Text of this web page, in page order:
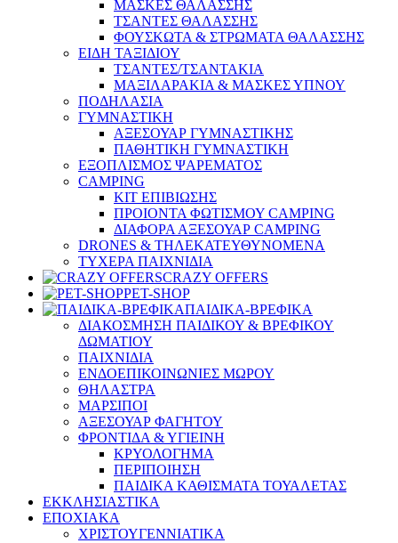
ΜΑΣΚΕΣ ΘΑΛΑΣΣΗΣ
ΤΣΑΝΤΕΣ ΘΑΛΑΣΣΗΣ
ΦΟΥΣΚΩΤΑ & ΣΤΡΩΜΑΤΑ ΘΑΛΑΣΣΗΣ
ΕΙΔΗ ΤΑΞΙΔΙΟΥ
ΤΣΑΝΤΕΣ/ΤΣΑΝΤΑΚΙΑ
ΜΑΞΙΛΑΡΑΚΙΑ & ΜΑΣΚΕΣ ΥΠΝΟΥ
ΠΟΔΗΛΑΣΙΑ
ΓΥΜΝΑΣΤΙΚΗ
ΑΞΕΣΟΥΑΡ ΓΥΜΝΑΣΤΙΚΗΣ
ΠΑΘΗΤΙΚΗ ΓΥΜΝΑΣΤΙΚΗ
ΕΞΟΠΛΙΣΜΟΣ ΨΑΡΕΜΑΤΟΣ
CAMPING
ΚΙΤ ΕΠΙΒΙΩΣΗΣ
ΠΡΟΙΟΝΤΑ ΦΩΤΙΣΜΟΥ CAMPING
ΔΙΑΦΟΡΑ ΑΞΕΣΟΥΑΡ CAMPING
DRONES & ΤΗΛΕΚΑΤΕΥΘΥΝΟΜΕΝΑ
ΤΥΧΕΡΑ ΠΑΙΧΝΙΔΙΑ
CRAZY OFFERS
PET-SHOP
ΠΑΙΔΙΚΑ-ΒΡΕΦΙΚΑ
ΔΙΑΚΟΣΜΗΣΗ ΠΑΙΔΙΚΟΥ & ΒΡΕΦΙΚΟΥ
ΔΩΜΑΤΙΟΥ
ΠΑΙΧΝΙΔΙΑ
ΕΝΔΟΕΠΙΚΟΙΝΩΝΙΕΣ ΜΩΡΟΥ
ΘΗΛΑΣΤΡΑ
ΜΑΡΣΙΠΟΙ
ΑΞΕΣΟΥΑΡ ΦΑΓΗΤΟΥ
ΦΡΟΝΤΙΔΑ & ΥΓΙΕΙΝΗ
ΚΡΥΟΛΟΓΗΜΑ
ΠΕΡΙΠΟΙΗΣΗ
ΠΑΙΔΙΚΑ ΚΑΘΙΣΜΑΤΑ ΤΟΥΑΛΕΤΑΣ
ΕΚΚΛΗΣΙΑΣΤΙΚΑ
ΕΠΟΧΙΑΚΑ
ΧΡΙΣΤΟΥΓΕΝΝΙΑΤΙΚΑ